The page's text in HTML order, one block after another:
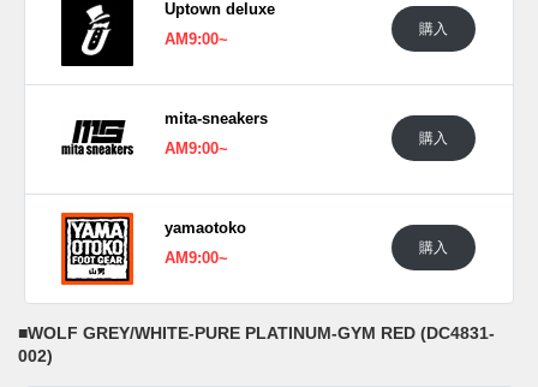
Uptown deluxe
AM9:00~
購入
mita-sneakers
AM9:00~
購入
yamaotoko
AM9:00~
購入
■WOLF GREY/WHITE-PURE PLATINUM-GYM RED (DC4831-
002)